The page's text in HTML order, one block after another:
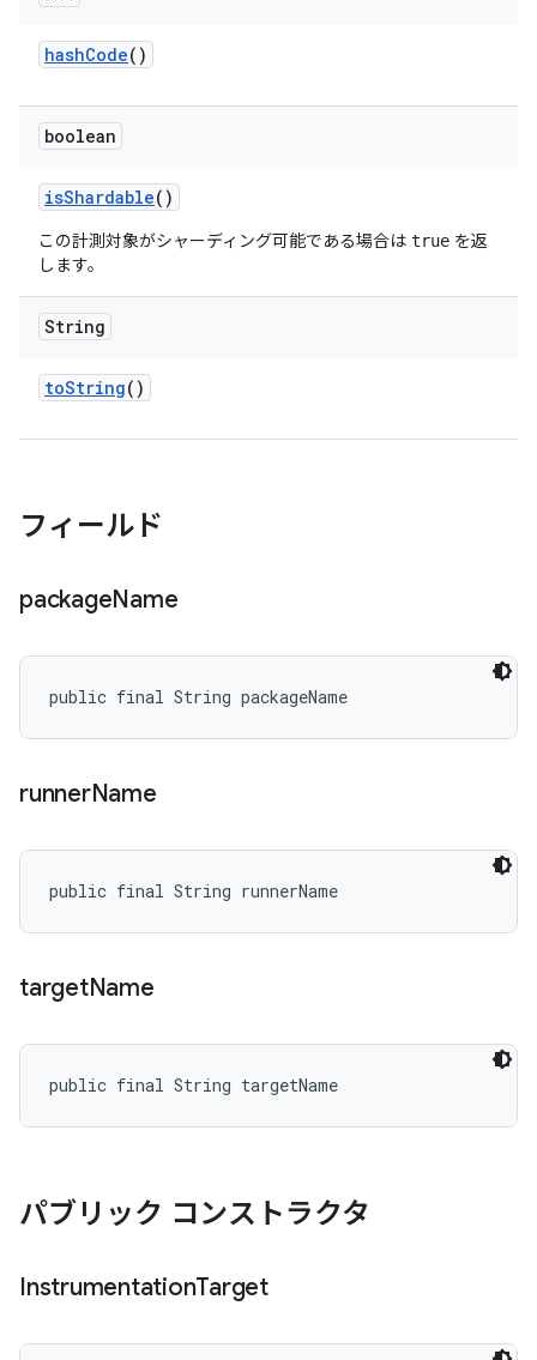
hashCode()
boolean
isShardable()
この計測対象がシャーディング可能である場合は true を返
します。
String
toString()
フィールド
packageName
public final String packageName
runnerName
public final String runnerName
targetName
public final String targetName
パブリック コンストラクタ
InstrumentationTarget